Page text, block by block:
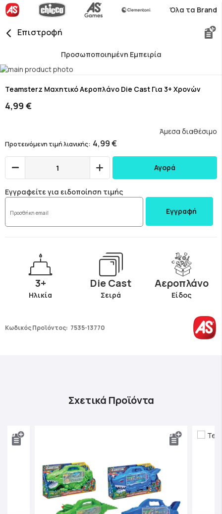
Όλα τα Brand
Επιστροφή
Προσωποποιημένη Εμπειρία
Skip
the
of
to
beginning
gallery
Teamsterz Μαχητικό Αεροπλάνο Die Cast Για 3+ Χρονών
4,99 €
Προτεινόμενη τιμή λιανικής 4,99 €
Άμεσα διαθέσιμο
Αγορά
Εγγραφείτε για ειδοποίηση τιμής
Εγγραφή
3+
Ηλικία
Die Cast
Σειρά
Αεροπλάνο
Είδος
Κωδικός Προϊόντος: 7535-13770
Σχετικά Προϊόντα